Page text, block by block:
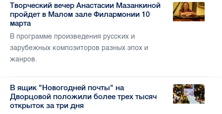
Творческий вечер Анастасии Мазанкиной
пройдет в Малом зале Филармонии 10
марта
В программе произведения русских и
зарубежных композиторов разных эпох и
жанров.
В ящик "Новогодней почты" на
Дворцовой положили более трех тысяч
открыток за три дня